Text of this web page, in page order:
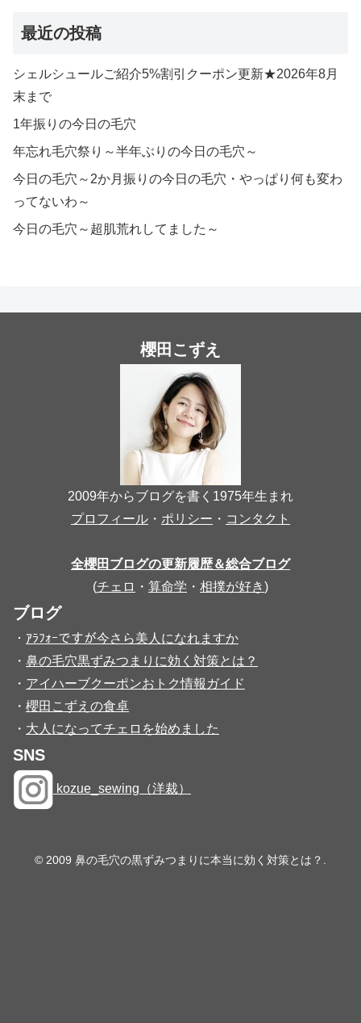
最近の投稿
シェルシュールご紹介5%割引クーポン更新★2026年8月
末まで
1年振りの今日の毛穴
年忘れ毛穴祭り～半年ぶりの今日の毛穴～
今日の毛穴～2か月振りの今日の毛穴・やっぱり何も変わ
ってないわ～
今日の毛穴～超肌荒れしてました～
櫻田こずえ
2009年からブログを書く1975年生まれ
プロフィール ・ ポリシー ・ コンタクト
全櫻田ブログの更新履歴＆総合ブログ
(チェロ ・ 算命学 ・ 相撲が好き)
ブログ
・ ｱﾗﾌｫｰですが今さら美人になれますか
・ 鼻の毛穴黒ずみつまりに効く対策とは？
・ アイハーブクーポンおトク情報ガイド
・ 櫻田こずえの食卓
・ 大人になってチェロを始めました
SNS
kozue_sewing（洋裁）
© 2009 鼻の毛穴の黒ずみつまりに本当に効く対策とは？.